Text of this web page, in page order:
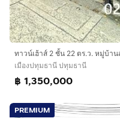
เมืองปทุมธานี ปทุมธานี
฿ 1,350,000
PREMIUM